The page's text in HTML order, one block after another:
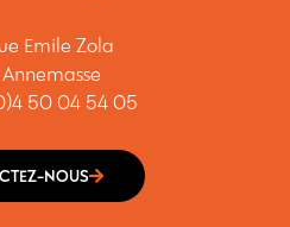
Emile Zola
50 04 54 05
NOUS